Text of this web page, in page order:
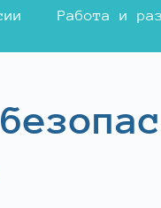
Работа и